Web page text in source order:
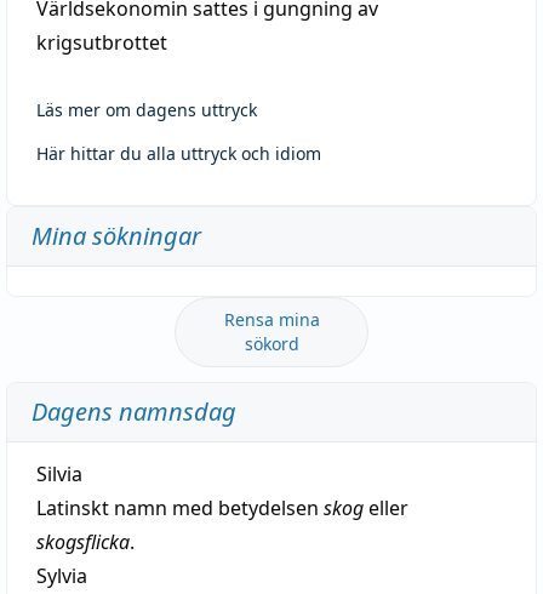
hrôm, beröm, ära, fornhögtyska
rotbesläktat med ropa o. kanske avlägset besläktat
övrigt Robert, Rudolf, Rolf, Rutger. Grundbetydelse
marknaden 1547 osv.
Världsekonomin sattes i gungning av
krigsutbrottet
Läs mer om dagens uttryck
Här hittar du alla uttryck och idiom
Mina sökningar
Rensa mina
sökord
Dagens namnsdag
Silvia
Latinskt namn med betydelsen skogeller
skogsflicka.
Sylvia